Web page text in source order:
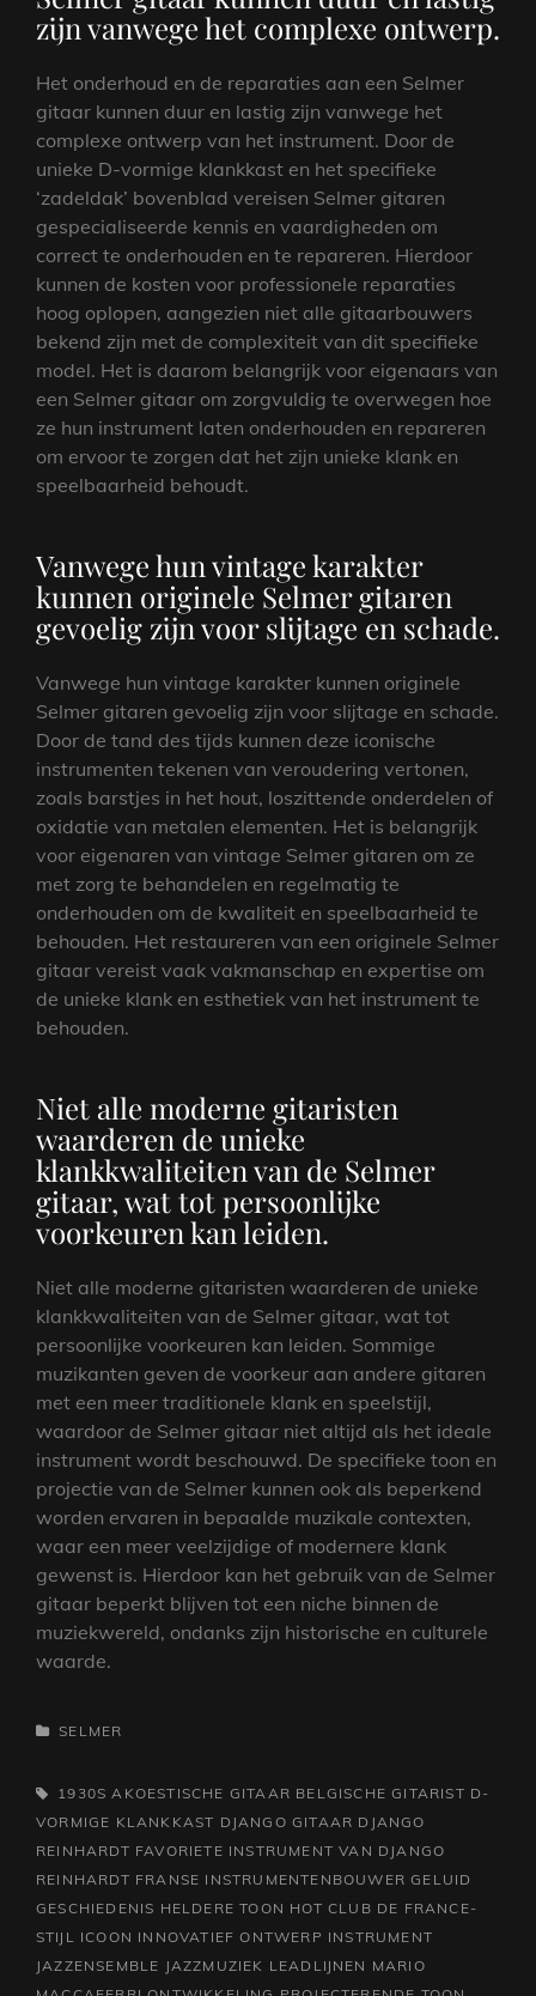
zijn vanwege het complexe ontwerp.
Het onderhoud en de reparaties aan een Selmer
gitaar kunnen duur en lastig zijn vanwege het
complexe ontwerp van het instrument. Door de
unieke D-vormige klankkast en het specifieke
‘zadeldak’ bovenblad vereisen Selmer gitaren
gespecialiseerde kennis en vaardigheden om
correct te onderhouden en te repareren. Hierdoor
kunnen de kosten voor professionele reparaties
hoog oplopen, aangezien niet alle gitaarbouwers
bekend zijn met de complexiteit van dit specifieke
model. Het is daarom belangrijk voor eigenaars van
een Selmer gitaar om zorgvuldig te overwegen hoe
ze hun instrument laten onderhouden en repareren
om ervoor te zorgen dat het zijn unieke klank en
speelbaarheid behoudt.
Vanwege hun vintage karakter
kunnen originele Selmer gitaren
gevoelig zijn voor slijtage en schade.
Vanwege hun vintage karakter kunnen originele
Selmer gitaren gevoelig zijn voor slijtage en schade.
Door de tand des tijds kunnen deze iconische
instrumenten tekenen van veroudering vertonen,
zoals barstjes in het hout, loszittende onderdelen of
oxidatie van metalen elementen. Het is belangrijk
voor eigenaren van vintage Selmer gitaren om ze
met zorg te behandelen en regelmatig te
onderhouden om de kwaliteit en speelbaarheid te
behouden. Het restaureren van een originele Selmer
gitaar vereist vaak vakmanschap en expertise om
de unieke klank en esthetiek van het instrument te
behouden.
Niet alle moderne gitaristen
waarderen de unieke
klankkwaliteiten van de Selmer
gitaar, wat tot persoonlijke
voorkeuren kan leiden.
Niet alle moderne gitaristen waarderen de unieke
klankkwaliteiten van de Selmer gitaar, wat tot
persoonlijke voorkeuren kan leiden. Sommige
muzikanten geven de voorkeur aan andere gitaren
met een meer traditionele klank en speelstijl,
waardoor de Selmer gitaar niet altijd als het ideale
instrument wordt beschouwd. De specifieke toon en
projectie van de Selmer kunnen ook als beperkend
worden ervaren in bepaalde muzikale contexten,
waar een meer veelzijdige of modernere klank
gewenst is. Hierdoor kan het gebruik van de Selmer
gitaar beperkt blijven tot een niche binnen de
muziekwereld, ondanks zijn historische en culturele
waarde.
CATEGORIEËN
SELMER
TAGS,1930S AKOESTISCHE GITAAR BELGISCHE GITARIST D-
VORMIGE KLANKKAST DJANGO GITAAR DJANGO
REINHARDT FAVORIETE INSTRUMENT VAN DJANGO
REINHARDT FRANSE INSTRUMENTENBOUWER GELUID
GESCHIEDENIS HELDERE TOON HOT CLUB DE FRANCE-
STIJL
ICOON INNOVATIEF ONTWERP INSTRUMENT
JAZZENSEMBLE JAZZMUZIEK LEADLIJNEN MARIO